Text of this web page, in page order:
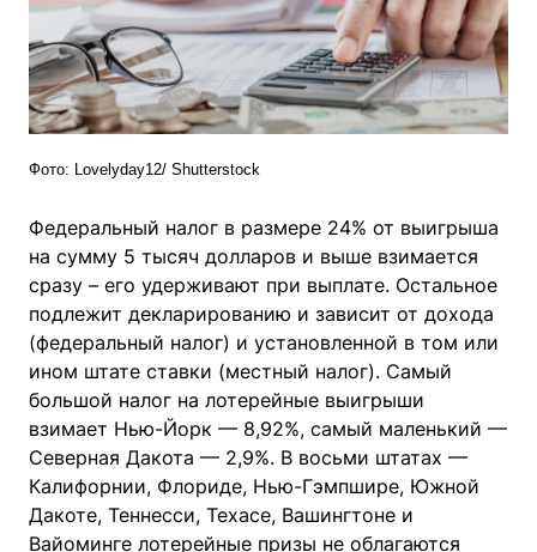
Фото: Lovelyday12/ Shutterstock
Федеральный налог в размере 24% от выигрыша
на сумму 5 тысяч долларов и выше взимается
сразу – его удерживают при выплате. Остальное
подлежит декларированию и зависит от дохода
(федеральный налог) и установленной в том или
ином штате ставки (местный налог). Самый
большой налог на лотерейные выигрыши
взимает Нью-Йорк — 8,92%, самый маленький —
Северная Дакота — 2,9%. В восьми штатах —
Калифорнии, Флориде, Нью-Гэмпшире, Южной
Дакоте, Теннесси, Техасе, Вашингтоне и
Вайоминге лотерейные призы не облагаются